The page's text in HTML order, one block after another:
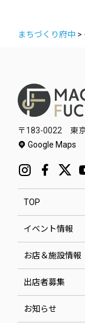
まちづくり府中 >
〒183-0022 東
Google Maps
TOP
イベント情報
お店＆施設情報
出店者募集
お知らせ